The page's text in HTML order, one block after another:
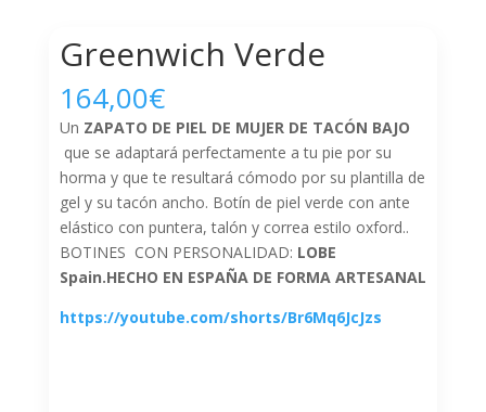
Greenwich Verde
164,00€
Un ZAPATO DE PIEL DE MUJER DE TACÓN BAJO
que se adaptará perfectamente a tu pie por su
horma y que te resultará cómodo por su plantilla de
gel y su tacón ancho. Botín de piel verde con ante
elástico con puntera, talón y correa estilo oxford..
BOTINES CON PERSONALIDAD: LOBE
Spain.HECHO EN ESPAÑA DE FORMA ARTESANAL
https://youtube.com/shorts/Br6Mq6JcJzs